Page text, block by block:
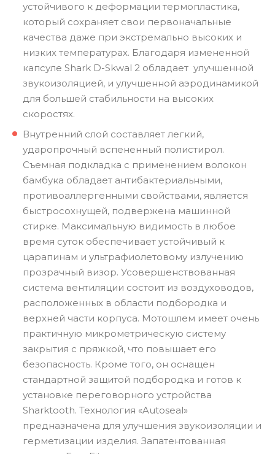
устойчивого к деформации термопластика,
который сохраняет свои первоначальные
качества даже при экстремально высоких и
низких температурах. Благодаря измененной
капсуле Shark D-Skwal 2 обладает улучшенной
звукоизоляцией, и улучшенной аэродинамикой
для большей стабильности на высоких
скоростях.
Внутренний слой составляет легкий,
ударопрочный вспененный полистирол.
Съемная подкладка с применением волокон
бамбука обладает антибактериальными,
противоаллергенными свойствами, является
быстросохнущей, подвержена машинной
стирке. Максимальную видимость в любое
время суток обеспечивает устойчивый к
царапинам и ультрафиолетовому излучению
прозрачный визор. Усовершенствованная
система вентиляции состоит из воздуховодов,
расположенных в области подбородка и
верхней части корпуса. Мотошлем имеет очень
практичную микрометрическую систему
закрытия с пряжкой, что повышает его
безопасность. Кроме того, он оснащен
стандартной защитой подбородка и готов к
установке переговорного устройства
Sharktooth. Технология «Autoseal»
предназначена для улучшения звукоизоляции и
герметизации изделия. Запатентованная